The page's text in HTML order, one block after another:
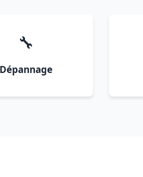
🔧
Dépannage